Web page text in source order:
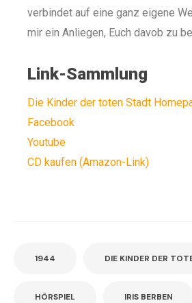
verbindet auf eine ganz eigene
mir ein Anliegen, Euch davob zu
Link-Sammlung
Die Kinder der toten Stadt
Facebook
Youtube
CD kaufen (Amazon-Link)
1944 DIE KINDER DER
HÖRSPIEL IRIS BERBEN